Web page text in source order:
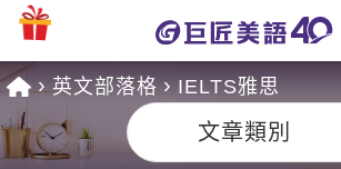
課程總覽
學員專區
英文部落格 IELTS雅思
文章類別